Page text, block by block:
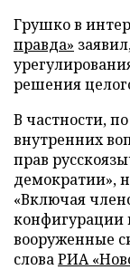
Грушко в
правда»
решения
В частности,
внутренних
прав
демократии»,
«Включая
конфигурации
вооруженные
словаРИА